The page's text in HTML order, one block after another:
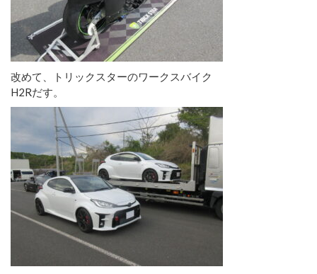
改めて、トリックスターのワークスバイク
H2Rだす。